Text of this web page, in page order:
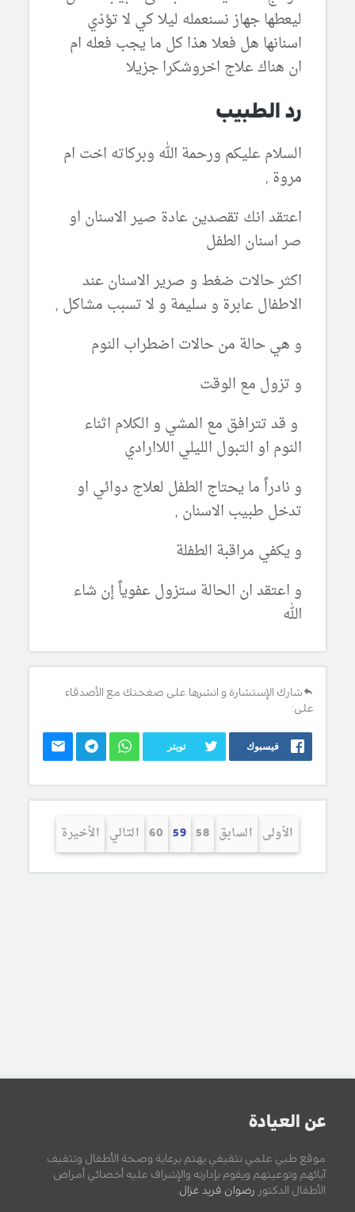
ليعطها جهاز نسنعمله ليلا كي لا تؤذي
اسنانها هل فعلا هذا كل ما يجب فعله ام
ان هناك علاج اخروشكرا جزيلا
رد الطبيب
السلام عليكم ورحمة الله وبركاته اخت ام
مروة ,
اعتقد انك تقصدين عادة صير الاسنان او
صر اسنان الطفل
اكثر حالات ضغط و صرير الاسنان عند
الاطفال عابرة و سليمة و لا تسبب مشاكل ,
و هي حالة من حالات اضطراب النوم
و تزول مع الوقت
و قد تترافق مع المشي و الكلام اثناء
النوم او التبول الليلي اللاارادي
و نادراً ما يحتاج الطفل لعلاج دوائي او
تدخل طبيب الاسنان ,
و يكفي مراقبة الطفلة
و اعتقد ان الحالة ستزول عفوياً إن شاء
الله
شارك الإستشارة و انشرها على صفحتك مع الأصدقاء
على:
فيسبوك تويتر
الأولى السابق 58
59
60 التالي الأخيرة
عن العيادة
موقع طبي علمي تثقيفي يهتم برعاية وصحة الأطفال وتثقيف
آبائهم وتوعيتهم ويقوم بإدارته والإشراف عليه أخصائي أمراض
الأطفال الدكتور رضوان فريد غزال